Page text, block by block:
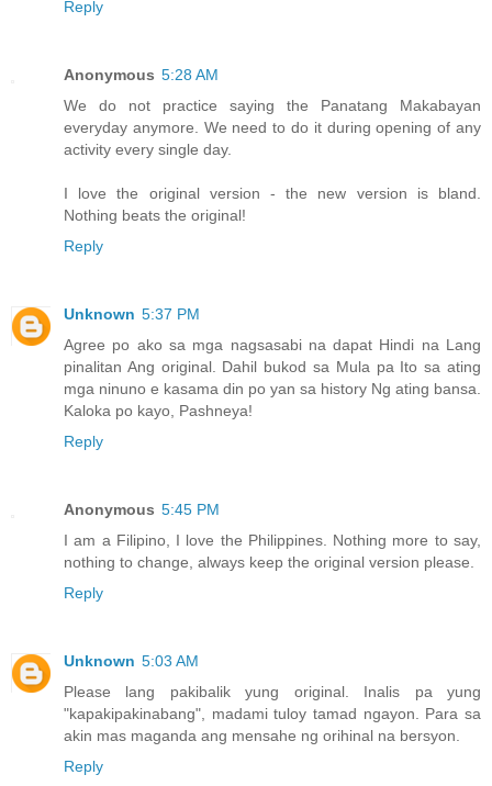
Reply
Anonymous 5:28 AM
We do not practice saying the Panatang Makabayan
everyday anymore. We need to do it during opening of any
activity every single day.
I love the original version - the new version is bland.
Nothing beats the original!
Reply
Unknown 5:37 PM
Agree po ako sa mga nagsasabi na dapat Hindi na Lang
pinalitan Ang original. Dahil bukod sa Mula pa Ito sa ating
mga ninuno e kasama din po yan sa history Ng ating bansa.
Kaloka po kayo, Pashneya!
Reply
Anonymous 5:45 PM
I am a Filipino, I love the Philippines. Nothing more to say,
nothing to change, always keep the original version please.
Reply
Unknown 5:03 AM
Please lang pakibalik yung original. Inalis pa yung
"kapakipakinabang", madami tuloy tamad ngayon. Para sa
akin mas maganda ang mensahe ng orihinal na bersyon.
Reply